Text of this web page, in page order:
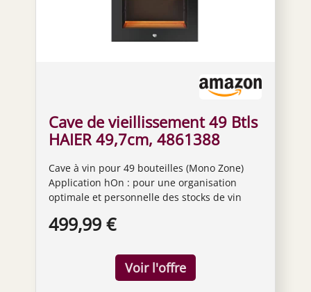
Cave de vieillissement 49 Btls
HAIER 49,7cm, 4861388
Cave à vin pour 49 bouteilles (Mono Zone)
Application hOn : pour une organisation
optimale et personnelle des stocks de vin
pour un réglage uniforme et précis de la
optimale entre 50 à 70 % Porte en verre
imperméable aux UV pour une protection
optimale Système d'éclairage intelligent LED
499,99 €